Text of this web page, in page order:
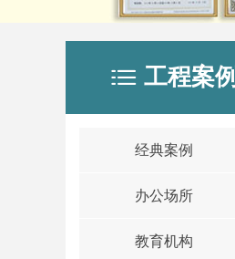
ꂇ 工程案例
经典案例
办公场所
教育机构